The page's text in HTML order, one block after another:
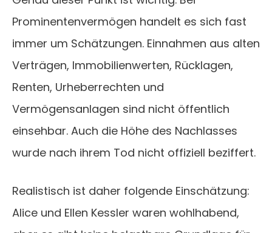
Prominentenvermögen handelt es sich fast
immer um Schätzungen. Einnahmen aus alten
Verträgen, Immobilienwerten, Rücklagen,
Renten, Urheberrechten und
Vermögensanlagen sind nicht öffentlich
einsehbar. Auch die Höhe des Nachlasses
wurde nach ihrem Tod nicht offiziell beziffert.
Realistisch ist daher folgende Einschätzung:
Alice und Ellen Kessler waren wohlhabend,